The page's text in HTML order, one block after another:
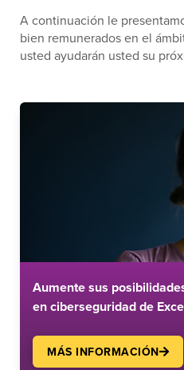
A continuación le
bien remunerados en el
usted ayudarán usted su
Aumente sus
en ciberseguridad de
MÁS INFORMACIÓN